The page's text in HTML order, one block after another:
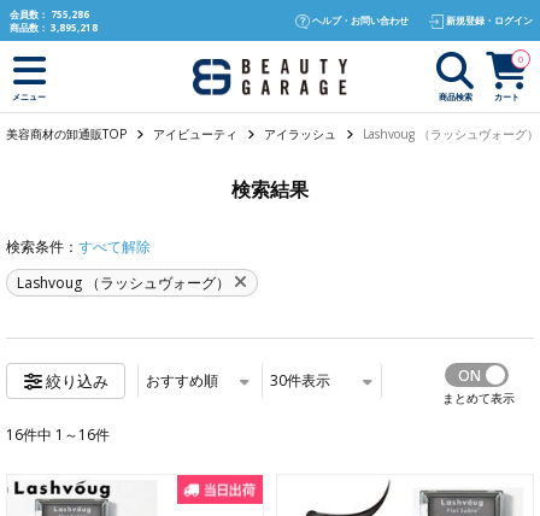
text.skipToContent
text.skipToNavigation
会員数： 755,286
商品数： 3,895,218
ヘルプ・お問い合わせ 新規登録・ログイン
メニュー 商品検索 カート
0
美容商材の卸通販TOP アイビューティ アイラッシュ Lashvoug （ラッシュヴォーグ）
検索結果
検索条件： すべて解除
Lashvoug （ラッシュヴォーグ）
絞り込み おすすめ順 30件表示
まとめて表示
16件中 1～16件